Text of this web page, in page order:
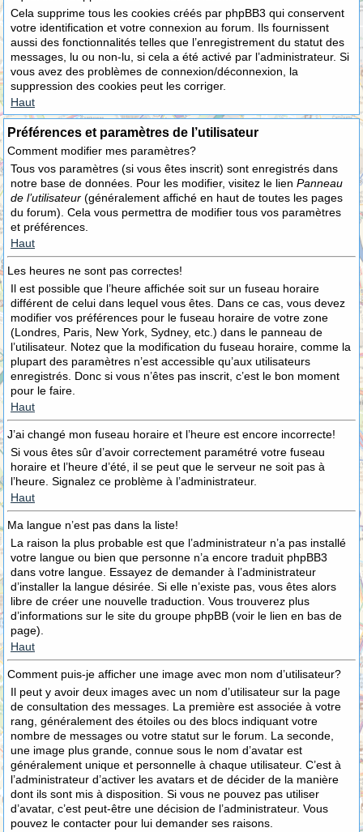
Cela supprime tous les cookies créés par phpBB3 qui conservent
votre identification et votre connexion au forum. Ils fournissent
aussi des fonctionnalités telles que l’enregistrement du statut des
messages, lu ou non-lu, si cela a été activé par l’administrateur. Si
vous avez des problèmes de connexion/déconnexion, la
suppression des cookies peut les corriger.
Haut
Préférences et paramètres de l’utilisateur
Comment modifier mes paramètres?
Tous vos paramètres (si vous êtes inscrit) sont enregistrés dans
notre base de données. Pour les modifier, visitez le lien Panneau
de l’utilisateur (généralement affiché en haut de toutes les pages
du forum). Cela vous permettra de modifier tous vos paramètres
et préférences.
Haut
Les heures ne sont pas correctes!
Il est possible que l’heure affichée soit sur un fuseau horaire
différent de celui dans lequel vous êtes. Dans ce cas, vous devez
modifier vos préférences pour le fuseau horaire de votre zone
(Londres, Paris, New York, Sydney, etc.) dans le panneau de
l’utilisateur. Notez que la modification du fuseau horaire, comme la
plupart des paramètres n’est accessible qu’aux utilisateurs
enregistrés. Donc si vous n’êtes pas inscrit, c’est le bon moment
pour le faire.
Haut
J’ai changé mon fuseau horaire et l’heure est encore incorrecte!
Si vous êtes sûr d’avoir correctement paramétré votre fuseau
horaire et l’heure d’été, il se peut que le serveur ne soit pas à
l’heure. Signalez ce problème à l’administrateur.
Haut
Ma langue n’est pas dans la liste!
La raison la plus probable est que l’administrateur n’a pas installé
votre langue ou bien que personne n’a encore traduit phpBB3
dans votre langue. Essayez de demander à l’administrateur
d’installer la langue désirée. Si elle n’existe pas, vous êtes alors
libre de créer une nouvelle traduction. Vous trouverez plus
d’informations sur le site du groupe phpBB (voir le lien en bas de
page).
Haut
Comment puis-je afficher une image avec mon nom d’utilisateur?
Il peut y avoir deux images avec un nom d’utilisateur sur la page
de consultation des messages. La première est associée à votre
rang, généralement des étoiles ou des blocs indiquant votre
nombre de messages ou votre statut sur le forum. La seconde,
une image plus grande, connue sous le nom d’avatar est
généralement unique et personnelle à chaque utilisateur. C’est à
l’administrateur d’activer les avatars et de décider de la manière
dont ils sont mis à disposition. Si vous ne pouvez pas utiliser
d’avatar, c’est peut-être une décision de l’administrateur. Vous
pouvez le contacter pour lui demander ses raisons.